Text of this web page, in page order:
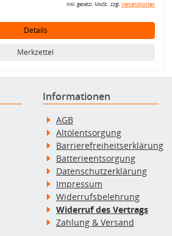
inkl. gesetzl. MwSt., zzgl.Versandkosten
Details
Merkzettel
Informationen
AGB
Altölentsorgung
Barrierefreiheitserklärung
Batterieentsorgung
Datenschutzerklärung
Impressum
Widerrufsbelehrung
Widerruf des Vertrags
Zahlung & Versand